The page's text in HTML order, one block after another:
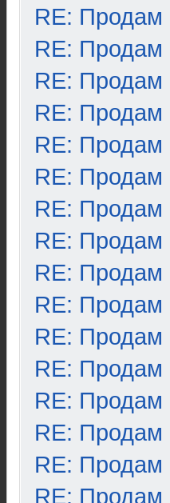
RE: Продам
RE: Продам
RE: Продам
RE: Продам
RE: Продам
RE: Продам
RE: Продам
RE: Продам
RE: Продам
RE: Продам
RE: Продам
RE: Продам
RE: Продам
RE: Продам
RE: Продам
RE: Продам